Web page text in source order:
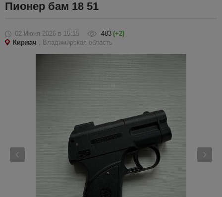
Пионер бам 18 51
02 Июня 2026 в 15:15 483 (+2)
Киржач , Владимирская область